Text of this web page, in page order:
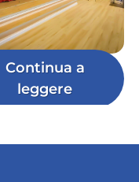
Continua a
leggere